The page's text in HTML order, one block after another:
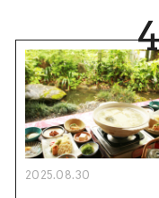
2025.08.30